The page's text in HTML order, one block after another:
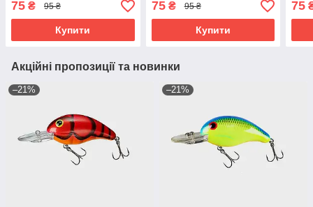
75 ₴ 95 ₴
Купити
75₴ 95 ₴
Купити
75
Акційні пропозиції та новинки
–21% –21%